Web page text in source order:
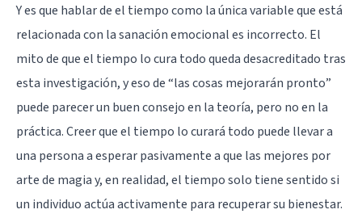
Y es que hablar de el tiempo como la única variable que está
relacionada con la sanación emocional es incorrecto. El
mito de que el tiempo lo cura todo queda desacreditado tras
esta investigación, y eso de “las cosas mejorarán pronto”
puede parecer un buen consejo en la teoría, pero no en la
práctica. Creer que el tiempo lo curará todo puede llevar a
una persona a esperar pasivamente a que las mejores por
arte de magia y, en realidad, el tiempo solo tiene sentido si
un individuo actúa activamente para recuperar su bienestar.